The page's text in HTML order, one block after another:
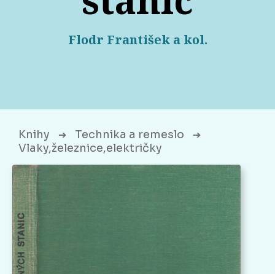
Flodr František a kol.
Knihy ➔ Technika a remeslo ➔
Vlaky,železnice,električky